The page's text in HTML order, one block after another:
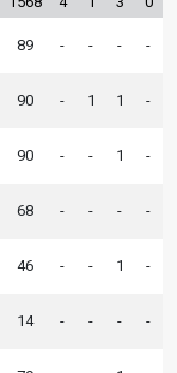
89 - - - -
90 - 1 1 -
90 - - 1 -
68 - - - -
46 - - 1 -
14 - - - -